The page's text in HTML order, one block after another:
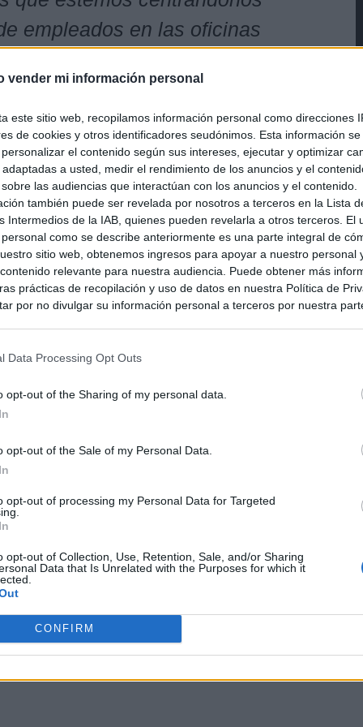
vender mi información personal
este sitio web, recopilamos información personal como direcciones
de cookies y otros identificadores seudónimos. Esta información
el contenido según sus intereses, ejecutar y optimizar
adaptadas a usted, medir el rendimiento de los anuncios y el
las audiencias que interactúan con los anuncios y el contenido.
también puede ser revelada por nosotros a terceros en la Lista
Intermedios de la IAB, quienes pueden revelarla a otros terceros. El
como se describe anteriormente es una parte integral de
sitio web, obtenemos ingresos para apoyar a nuestro personal
relevante para nuestra audiencia. Puede obtener más
prácticas de recopilación y uso de datos en nuestra Política de
por no divulgar su información personal a terceros por nuestra
en la información personal utilizada por nosotros o en
por no participar en la divulgación adicional de su información
en la Lista de participantes intermedios de la IAB.
Data Processing Opt Outs
opt-out of the Sharing of my personal data.
opt-out of the Sale of my Personal Data.
opt-out of processing my Personal Data for Targeted
opt-out of Collection, Use, Retention, Sale, and/or Sharing
Data that Is Unrelated with the Purposes for which it
CONFIRM
empleados en las oficinas
que estamos tratando
de nuestros proyectos y
está solicitando. Y todavía
de alcanzar nuestros
todo aquel que esté
con nosotros. No
notaremos los efectos del
en Japón así que
habrá personas con
diferentes, siempre
que vaya llegando,
fácil unirse al desarrollo
de si la
se calma o no,
un entorno de